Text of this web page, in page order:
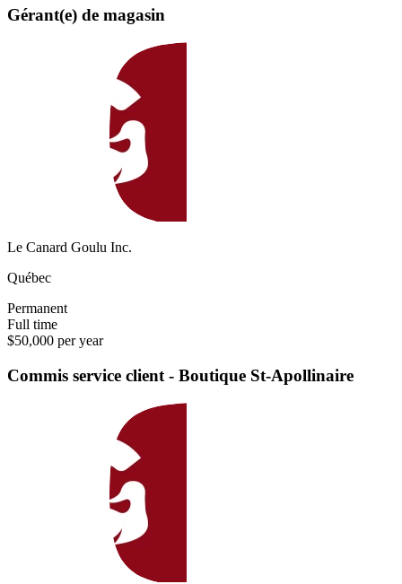
Gérant(e) de magasin
Le Canard Goulu Inc.
Québec
Permanent
Full time
$50,000 per year
Commis service client - Boutique St-Apollinaire